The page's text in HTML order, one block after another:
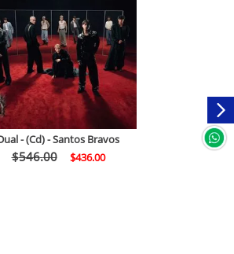
- (Cd) - Santos Bravos
$546.00 $436.00